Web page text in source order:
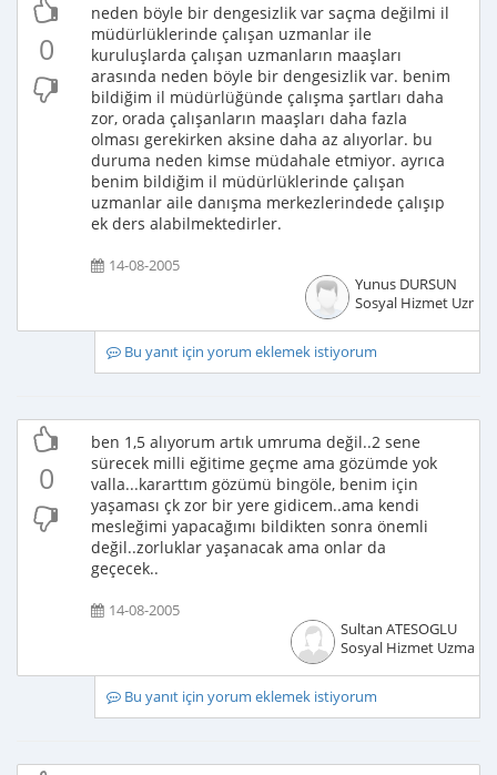
0
neden böyle bir dengesizlik var saçma değilmi il
müdürlüklerinde çalışan uzmanlar ile
kuruluşlarda çalışan uzmanların maaşları
arasında neden böyle bir dengesizlik var. benim
bildiğim il müdürlüğünde çalışma şartları daha
zor, orada çalışanların maaşları daha fazla
olması gerekirken aksine daha az alıyorlar. bu
duruma neden kimse müdahale etmiyor. ayrıca
benim bildiğim il müdürlüklerinde çalışan
uzmanlar aile danışma merkezlerindede çalışıp
ek ders alabilmektedirler.
14-08-2005
Yunus DURSUN
Sosyal Hizmet
Bu yanıt için yorum eklemek istiyorum
0
ben 1,5 alıyorum artık umruma değil..2 sene
sürecek milli eğitime geçme ama gözümde yok
valla...kararttım gözümü bingöle, benim için
yaşaması çk zor bir yere gidicem..ama kendi
mesleğimi yapacağımı bildikten sonra önemli
değil..zorluklar yaşanacak ama onlar da
geçecek..
14-08-2005
Sultan ATESOGLU
Sosyal Hizmet Uzmanı
Bu yanıt için yorum eklemek istiyorum